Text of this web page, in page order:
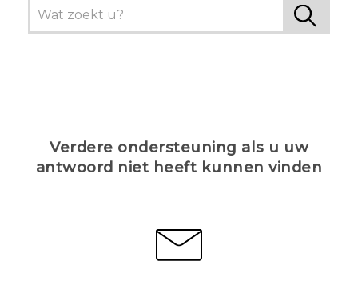
Verdere ondersteuning als u uw
antwoord niet heeft kunnen vinden